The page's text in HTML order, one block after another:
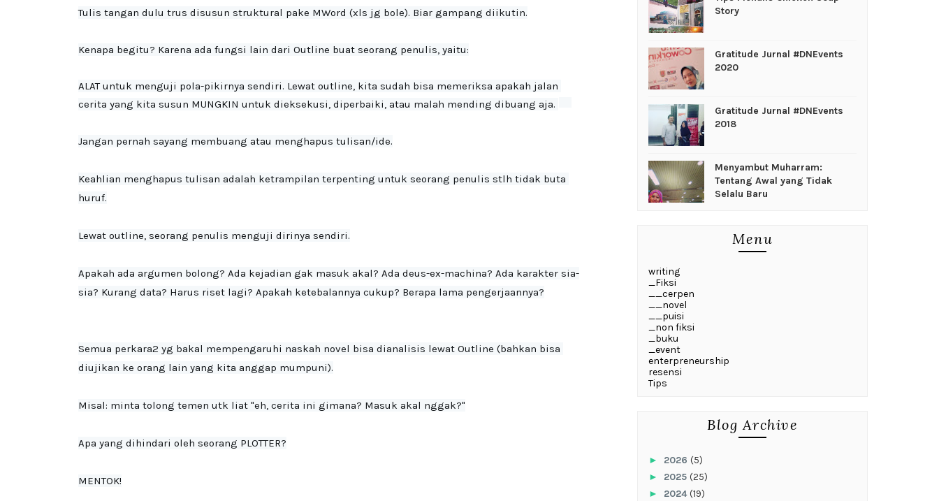
Tulis tangan dulu trus disusun struktural pake MWord (xls jg bole). Biar gampang diikutin.
Kenapa begitu? Karena ada fungsi lain dari Outline buat seorang penulis, yaitu:
ALAT untuk menguji pola-pikirnya sendiri. Lewat outline, kita sudah bisa memeriksa apakah jalan
cerita yang kita susun MUNGKIN untuk dieksekusi, diperbaiki, atau malah mending dibuang aja.
Jangan pernah sayang membuang atau menghapus tulisan/ide.
Keahlian menghapus tulisan adalah ketrampilan terpenting untuk seorang penulis stlh tidak buta
huruf.
Lewat outline, seorang penulis menguji dirinya sendiri.
Apakah ada argumen bolong? Ada kejadian gak masuk akal? Ada deus-ex-machina? Ada karakter sia-
sia? Kurang data? Harus riset lagi? Apakah ketebalannya cukup? Berapa lama pengerjaannya?
Semua perkara2 yg bakal mempengaruhi naskah novel bisa dianalisis lewat Outline (bahkan bisa
diujikan ke orang lain yang kita anggap mumpuni).
Misal: minta tolong temen utk liat "eh, cerita ini gimana? Masuk akal nggak?"
Apa yang dihindari oleh seorang PLOTTER?
MENTOK!
Story
Gratitude Jurnal #DNEvents
2020
Gratitude Jurnal #DNEvents
2018
Menyambut Muharram:
Tentang Awal yang Tidak
Selalu Baru
Menu
writing
_Fiksi
__cerpen
__novel
__puisi
_non fiksi
_buku
_event
enterpreneurship
resensi
Tips
Blog Archive
► 2026 (5)
► 2025 (25)
► 2024(19)